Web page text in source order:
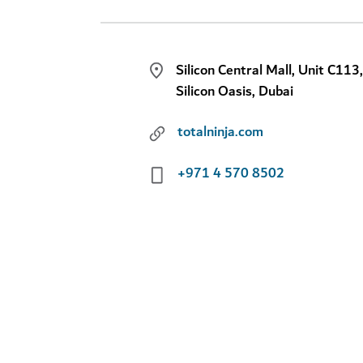
Silicon Central Mall, Unit C113,
Silicon Oasis, Dubai
totalninja.com
+971 4 570 8502